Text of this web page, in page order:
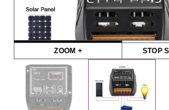
ZOOM + STOP